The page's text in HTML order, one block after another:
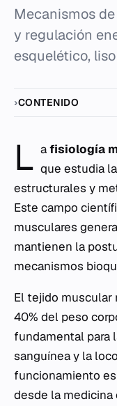
Mecanismos
y regulación
esquelético,
CONTENIDO
L afisiología
que estudia
estructurales y
Este campo
musculares
mantienen la
mecanismos
El tejido muscular
40% del peso
fundamental para
sanguínea y la
funcionamiento
desde la